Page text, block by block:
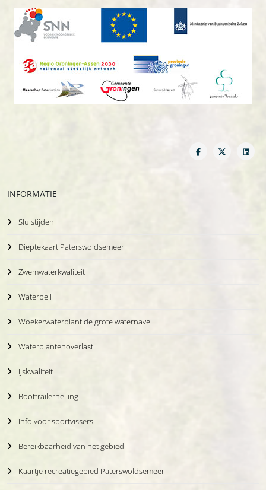
INFORMATIE
Sluistijden
Dieptekaart Paterswoldsemeer
Zwemwaterkwaliteit
Waterpeil
Woekerwaterplant de grote waternavel
Waterplantenoverlast
IJskwaliteit
Boottrailerhelling
Info voor sportvissers
Bereikbaarheid van het gebied
Kaartje recreatiegebied Paterswoldsemeer